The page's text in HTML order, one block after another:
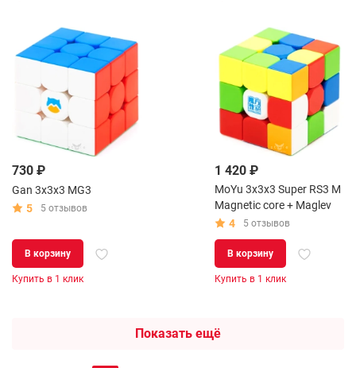
730 ₽
Gan 3x3x3 MG3
5
5 отзывов
В корзину
Купить в 1 клик
1 420 ₽
MoYu 3x3x3 Super RS3 M
Magnetic core + Maglev
4
5 отзывов
В корзину
Купить в 1 клик
Показать ещё